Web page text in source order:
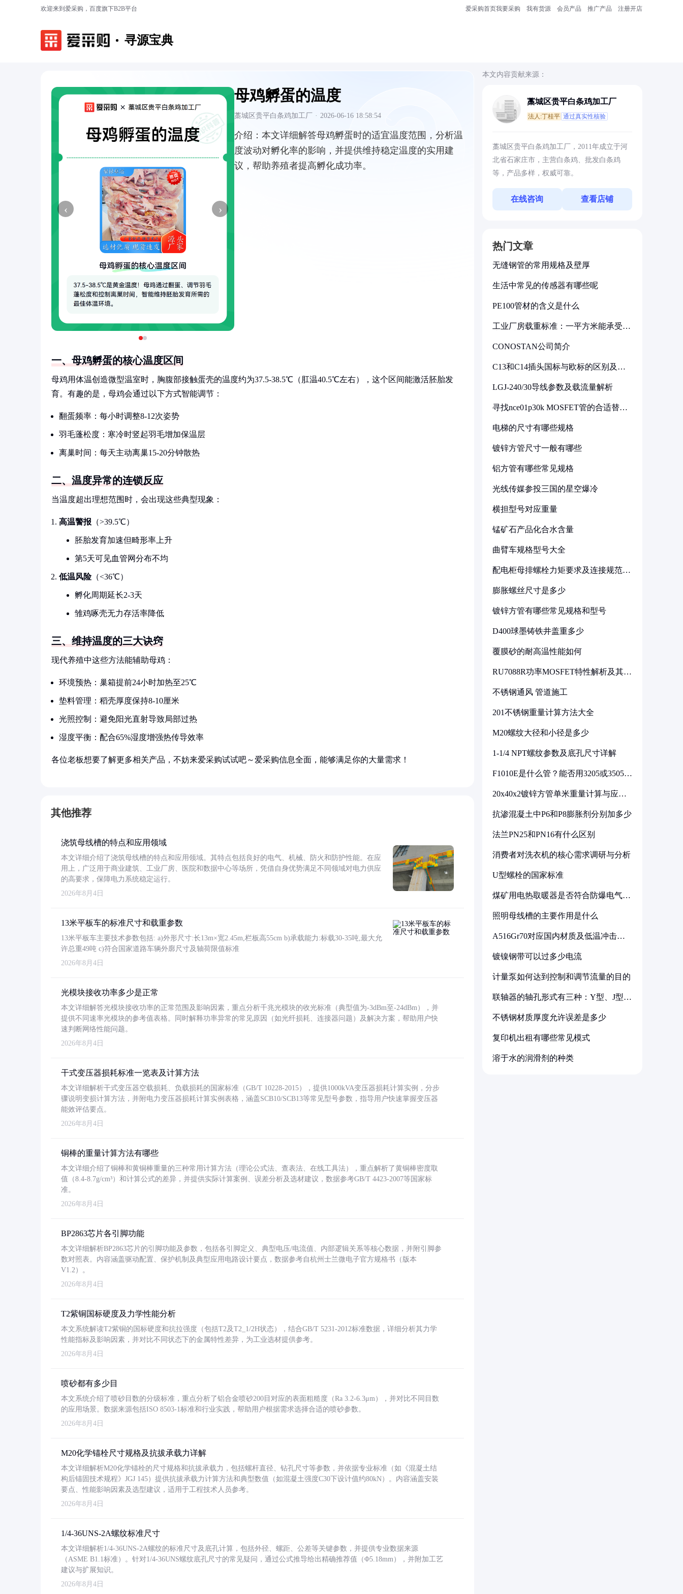
欢迎来到爱采购，百度旗下B2B平台 爱采购首页我要采购 我有货源 会员产品 推广产品 注册开店
寻源宝典
‹ ›
母鸡孵蛋的温度
藁城区贵平白条鸡加工厂 · 2026-06-16 18:58:54
介绍： 本文详细解答母鸡孵蛋时的适宜温度范围，分析温
度波动对孵化率的影响，并提供维持稳定温度的实用建
议，帮助养殖者提高孵化成功率。
一、母鸡孵蛋的核心温度区间
母鸡用体温创造微型温室时，胸腹部接触蛋壳的温度约为37.5-38.5℃（肛温40.5℃左右），这个区间能激活胚胎发
育。有趣的是，母鸡会通过以下方式智能调节：
翻蛋频率：每小时调整8-12次姿势
羽毛蓬松度：寒冷时竖起羽毛增加保温层
离巢时间：每天主动离巢15-20分钟散热
二、温度异常的连锁反应
当温度超出理想范围时，会出现这些典型现象：
高温警报 （>39.5℃）
胚胎发育加速但畸形率上升
第5天可见血管网分布不均
低温风险（<36℃）
孵化周期延长2-3天
雏鸡啄壳无力存活率降低
三、维持温度的三大诀窍
现代养殖中这些方法能辅助母鸡：
环境预热：巢箱提前24小时加热至25℃
垫料管理：稻壳厚度保持8-10厘米
光照控制：避免阳光直射导致局部过热
湿度平衡：配合65%湿度增强热传导效率
各位老板想要了解更多相关产品，不妨来爱采购试试吧～爱采购信息全面，能够满足你的大量需求！
其他推荐
浇筑母线槽的特点和应用领域
本文详细介绍了浇筑母线槽的特点和应用领域。其特点包括良好的电气、机械、防火和防护性能。在应
用上，广泛用于商业建筑、工业厂房、医院和数据中心等场所，凭借自身优势满足不同领域对电力供应
的高要求，保障电力系统稳定运行。
2026年8月4日
13米平板车的标准尺寸和载重参数
13米平板车主要技术参数包括: a)外形尺寸:长13m×宽2.45m,栏板高55cm b)承载能力:标载30-35吨,最大允
许总重49吨 c)符合国家道路车辆外廓尺寸及轴荷限值标准
2026年8月4日
光模块接收功率多少是正常
本文详细解答光模块接收功率的正常范围及影响因素，重点分析千兆光模块的收光标准（典型值为-3dBm至-24dBm），并
提供不同速率光模块的参考值表格。同时解释功率异常的常见原因（如光纤损耗、连接器问题）及解决方案，帮助用户快
速判断网络性能问题。
2026年8月4日
干式变压器损耗标准一览表及计算方法
本文详细解析干式变压器空载损耗、负载损耗的国家标准（GB/T 10228-2015），提供1000kVA变压器损耗计算实例，分步
骤说明变损计算方法，并附电力变压器损耗计算实例表格，涵盖SCB10/SCB13等常见型号参数，指导用户快速掌握变压器
能效评估要点。
2026年8月4日
铜棒的重量计算方法有哪些
本文详细介绍了铜棒和黄铜棒重量的三种常用计算方法（理论公式法、查表法、在线工具法），重点解析了黄铜棒密度取
值（8.4-8.7g/cm³）和计算公式的差异，并提供实际计算案例、误差分析及选材建议，数据参考GB/T 4423-2007等国家标
准。
2026年8月4日
BP2863芯片各引脚功能
本文详细解析BP2863芯片的引脚功能及参数，包括各引脚定义、典型电压/电流值、内部逻辑关系等核心数据，并附引脚参
数对照表。内容涵盖驱动配置、保护机制及典型应用电路设计要点，数据参考自杭州士兰微电子官方规格书（版本
V1.2）。
2026年8月4日
T2紫铜国标硬度及力学性能分析
本文系统解读T2紫铜的国标硬度和抗拉强度（包括T2及T2_1/2H状态），结合GB/T 5231-2012标准数据，详细分析其力学
性能指标及影响因素，并对比不同状态下的金属特性差异，为工业选材提供参考。
2026年8月4日
喷砂都有多少目
本文系统介绍了喷砂目数的分级标准，重点分析了铝合金喷砂200目对应的表面粗糙度（Ra 3.2-6.3μm），并对比不同目数
的应用场景。数据来源包括ISO 8503-1标准和行业实践，帮助用户根据需求选择合适的喷砂参数。
2026年8月4日
M20化学锚栓尺寸规格及抗拔承载力详解
本文详细解析M20化学锚栓的尺寸规格和抗拔承载力，包括螺杆直径、钻孔尺寸等参数，并依据专业标准（如《混凝土结
构后锚固技术规程》JGJ 145）提供抗拔承载力计算方法和典型数值（如混凝土强度C30下设计值约80kN）。内容涵盖安装
要点、性能影响因素及选型建议，适用于工程技术人员参考。
2026年8月4日
1/4-36UNS-2A螺纹标准尺寸
本文详细解析1/4-36UNS-2A螺纹的标准尺寸及底孔计算，包括外径、螺距、公差等关键参数，并提供专业数据来源
（ASME B1.1标准）。针对1/4-36UNS螺纹底孔尺寸的常见疑问，通过公式推导给出精确推荐值（Φ5.18mm），并附加工艺
建议与扩展知识。
2026年8月4日
本文内容贡献来源：
藁城区贵平白条鸡加工厂
法人:丁桂平 通过真实性核验
藁城区贵平白条鸡加工厂，2011年成立于河
北省石家庄市，主营白条鸡、批发白条鸡
等，产品多样，权威可靠。
在线咨询 查看店铺
热门文章
无缝钢管的常用规格及壁厚
生活中常见的传感器有哪些呢
PE100管材的含义是什么
工业厂房载重标准：一平方米能承受多
CONOSTAN公司简介
C13和C14插头国标与欧标的区别及其
LGJ-240/30导线参数及载流量解析
寻找nce01p30k MOSFET管的合适替代
电梯的尺寸有哪些规格
镀锌方管尺寸一般有哪些
铝方管有哪些常见规格
光线传媒参投三国的星空爆冷
横担型号对应重量
锰矿石产品化合水含量
曲臂车规格型号大全
配电柜母排螺栓力矩要求及连接规范详
膨胀螺丝尺寸是多少
镀锌方管有哪些常见规格和型号
D400球墨铸铁井盖重多少
覆膜砂的耐高温性能如何
RU7088R功率MOSFET特性解析及其在
不锈钢通风 管道施工
201不锈钢重量计算方法大全
M20螺纹大径和小径是多少
1-1/4 NPT螺纹参数及底孔尺寸详解
F1010E是什么管？能否用3205或3505代
20x40x2镀锌方管单米重量计算与应用
抗渗混凝土中P6和P8膨胀剂分别加多少
法兰PN25和PN16有什么区别
消费者对洗衣机的核心需求调研与分析
U型螺栓的国家标准
煤矿用电热取暖器是否符合防爆电气设
照明母线槽的主要作用是什么
A516Gr70对应国内材质及低温冲击要
镀镍钢带可以过多少电流
计量泵如何达到控制和调节流量的目的
联轴器的轴孔形式有三种：Y型、J型、
不锈钢材质厚度允许误差是多少
复印机出租有哪些常见模式
溶于水的润滑剂的种类